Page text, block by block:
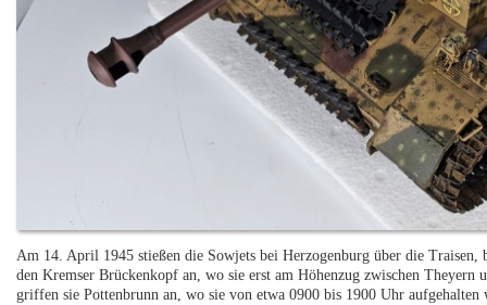
Am 14. April 1945 stießen die Sowjets bei Herzogenburg über die
den Kremser Brückenkopf an, wo sie erst am Höhenzug zwischen Theyern
griffen sie Pottenbrunn an, wo sie von etwa 0900 bis 1900 Uhr